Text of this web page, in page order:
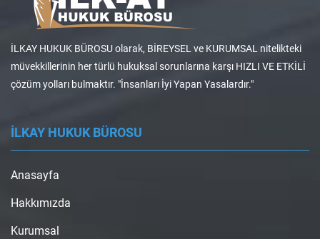
İLKAY HUKUK BÜROSU olarak, BİREYSEL ve KURUMSAL nitelikteki
müvekkillerinin her türlü hukuksal sorunlarına karşı HIZLI VE ETKİLİ
çözüm yolları bulmaktır. "İnsanları İyi Yapan Yasalardır."
İLKAY HUKUK BÜROSU
Anasayfa
Hakkımızda
Kurumsal